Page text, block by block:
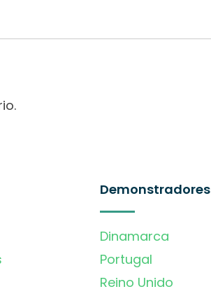
Demonstradores
Dinamarca
Portugal
Reino Unido